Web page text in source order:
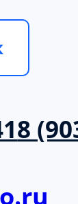
8